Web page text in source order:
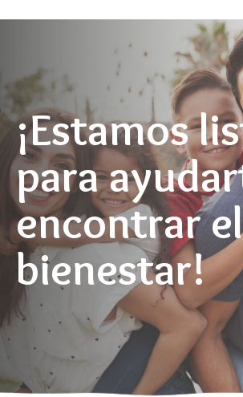
¡Estamos
para
encontrar el
bienestar!